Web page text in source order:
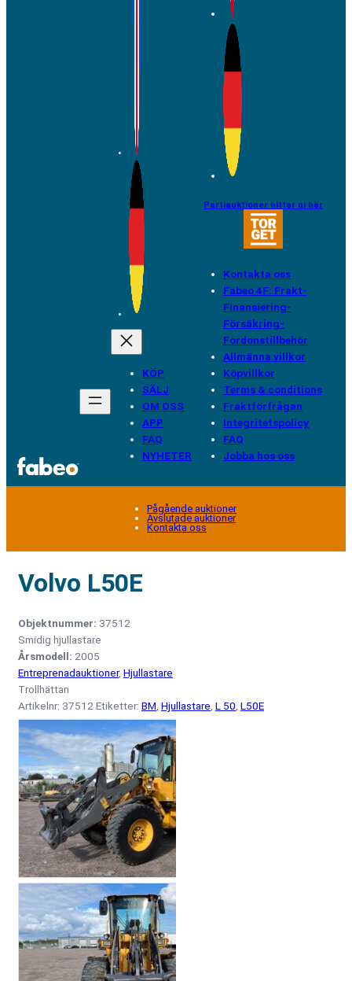
KÖP
SÄLJ
OM OSS
APP
FAQ
NYHETER
Partiauktioner hittar ni här
Kontakta oss
Fabeo 4F: Frakt-
Finansiering-
Försäkring-
Fordonstillbehör
Allmänna villkor
Köpvillkor
Terms & conditions
Fraktförfrågan
Integritetspolicy
FAQ
Jobba hos oss
Pågående auktioner
Avslutade auktioner
Kontakta oss
Volvo L50E
Objektnummer: 37512
Smidig hjullastare
Årsmodell: 2005
Entreprenadauktioner, Hjullastare
Trollhättan
Artikelnr: 37512 Etiketter: BM Hjullastare L 50 L50E